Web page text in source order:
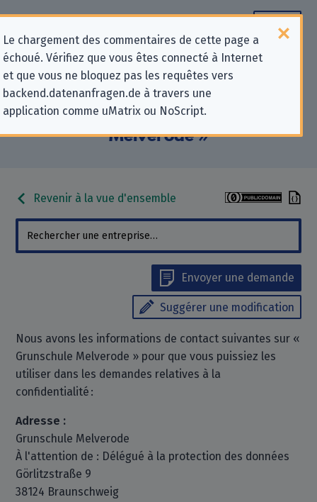
Le chargement des commentaires de cette page a
échoué. Vérifiez que vous êtes connecté à Internet
et que vous ne bloquez pas les requêtes vers
backend.datenanfragen.de à travers une
application comme uMatrix ou NoScript.
Informations de contact pour les
demandes relatives à la protection
de la vie privée pour « Grunschule
Melverode »
Revenir à la vue d'ensemble
Envoyer une demande
Suggérer une modification
Nous avons les informations de contact suivantes sur «
Grunschule Melverode » pour que vous puissiez les
utiliser dans les demandes relatives à la
confidentialité :
Adresse :
Grunschule Melverode
À l'attention de : Délégué à la protection des données
Görlitzstraße 9
38124 Braunschweig